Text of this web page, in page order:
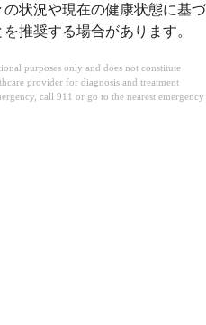
状況や現在の健康状態に基づ
推奨する場合があります。
purposes only and does not constitute
provider for diagnosis and treatment
call 911 or go to the nearest emergency